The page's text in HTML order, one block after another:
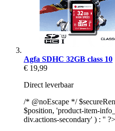
Agfa SDHC 32GB class 10
€ 19,99
Direct leverbaar
/* @noEscape */
$position, 'product-item-
div.actions-secondary' ) : '' ?>